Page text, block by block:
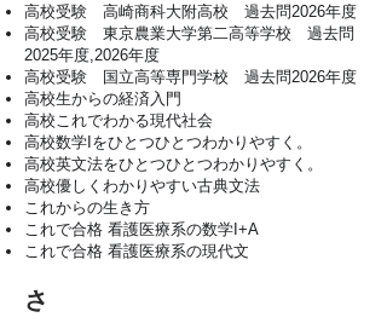
高校受験 高崎商科大附高校 過去問2026年度
高校受験 東京農業大学第二高等学校 過去問
2025年度,2026年度
​高校受験 国立高等専門学校 過去問2026年度
高校生からの経済入門
高校これでわかる現代社会
高校数学Iをひとつひとつわかりやすく。
高校英文法をひとつひとつわかりやすく。
高校優しくわかりやすい古典文法
これからの生き方
これで合格 看護医療系の数学I+A
これで合格 看護医療系の現代文
さ